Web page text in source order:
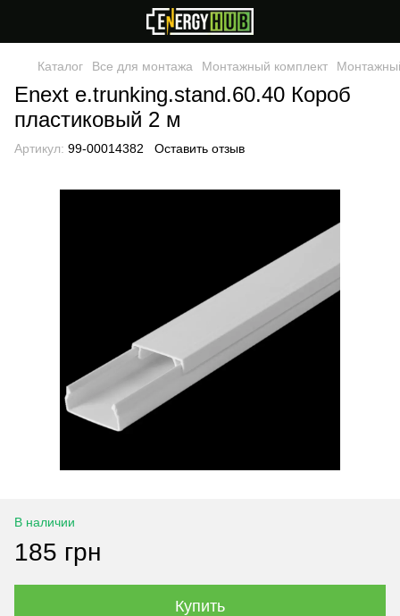
Каталог Все для монтажа Монтажный комплект
Enext e.trunking.stand.60.40 Короб
пластиковый 2 м
Артикул: 99-00014382 Оставить отзыв
В наличии
185 грн
Купить